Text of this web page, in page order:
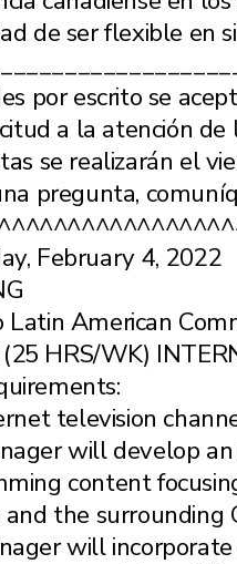
de ser flexible en
por escrito se
a la atención
se realizarán el
pregunta,
February 4, 2022
Latin American
HRS/WK)
television
will develop
content
the surrounding
will